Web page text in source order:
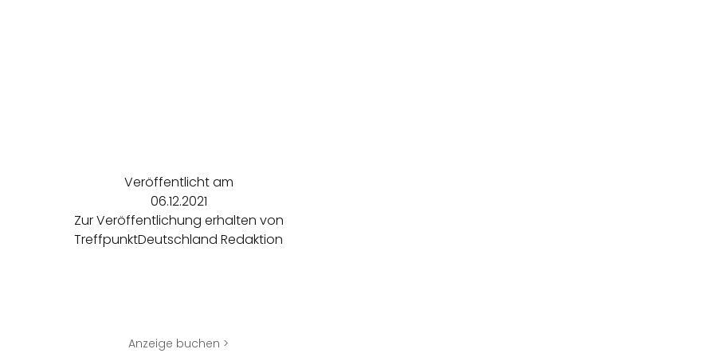
Veröffentlicht am
06.12.2021
Zur Veröffentlichung erhalten von
TreffpunktDeutschland Redaktion
Anzeige buchen >